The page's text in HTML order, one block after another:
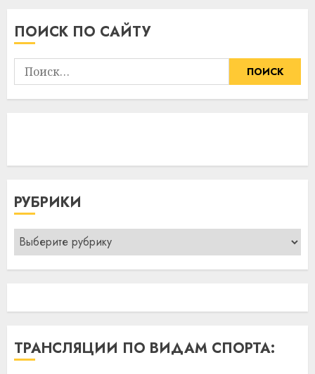
ПОИСК ПО САЙТУ
Найти:
РУБРИКИ
Рубрики
ТРАНСЛЯЦИИ ПО ВИДАМ СПОРТА: